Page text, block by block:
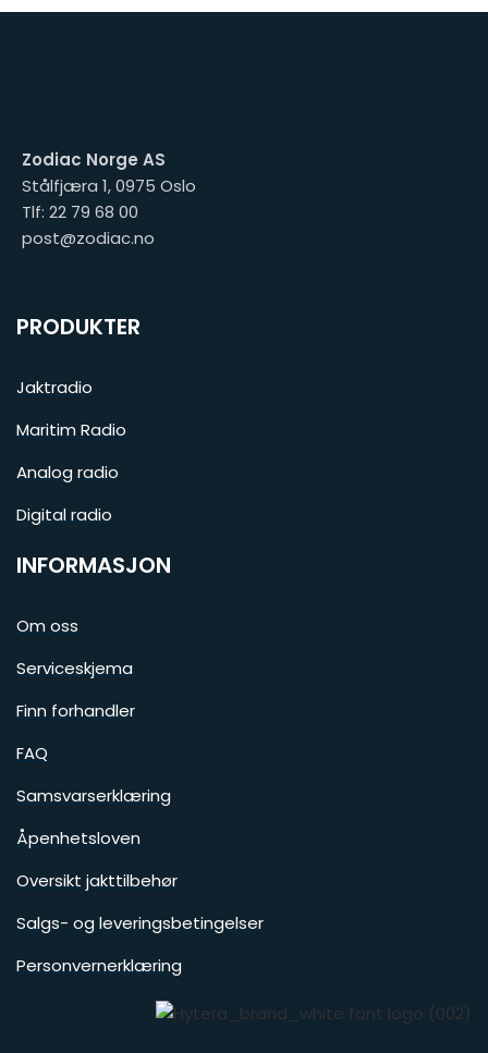
Zodiac Norge AS
Stålfjæra 1, 0975 Oslo
Tlf: 22 79 68 00
post@zodiac.no
PRODUKTER
Jaktradio
Maritim Radio
Analog radio
Digital radio
INFORMASJON
Om oss
Serviceskjema
Finn forhandler
FAQ
Samsvarserklæring
Åpenhetsloven
Oversikt jakttilbehør
Salgs- og leveringsbetingelser
Personvernerklæring